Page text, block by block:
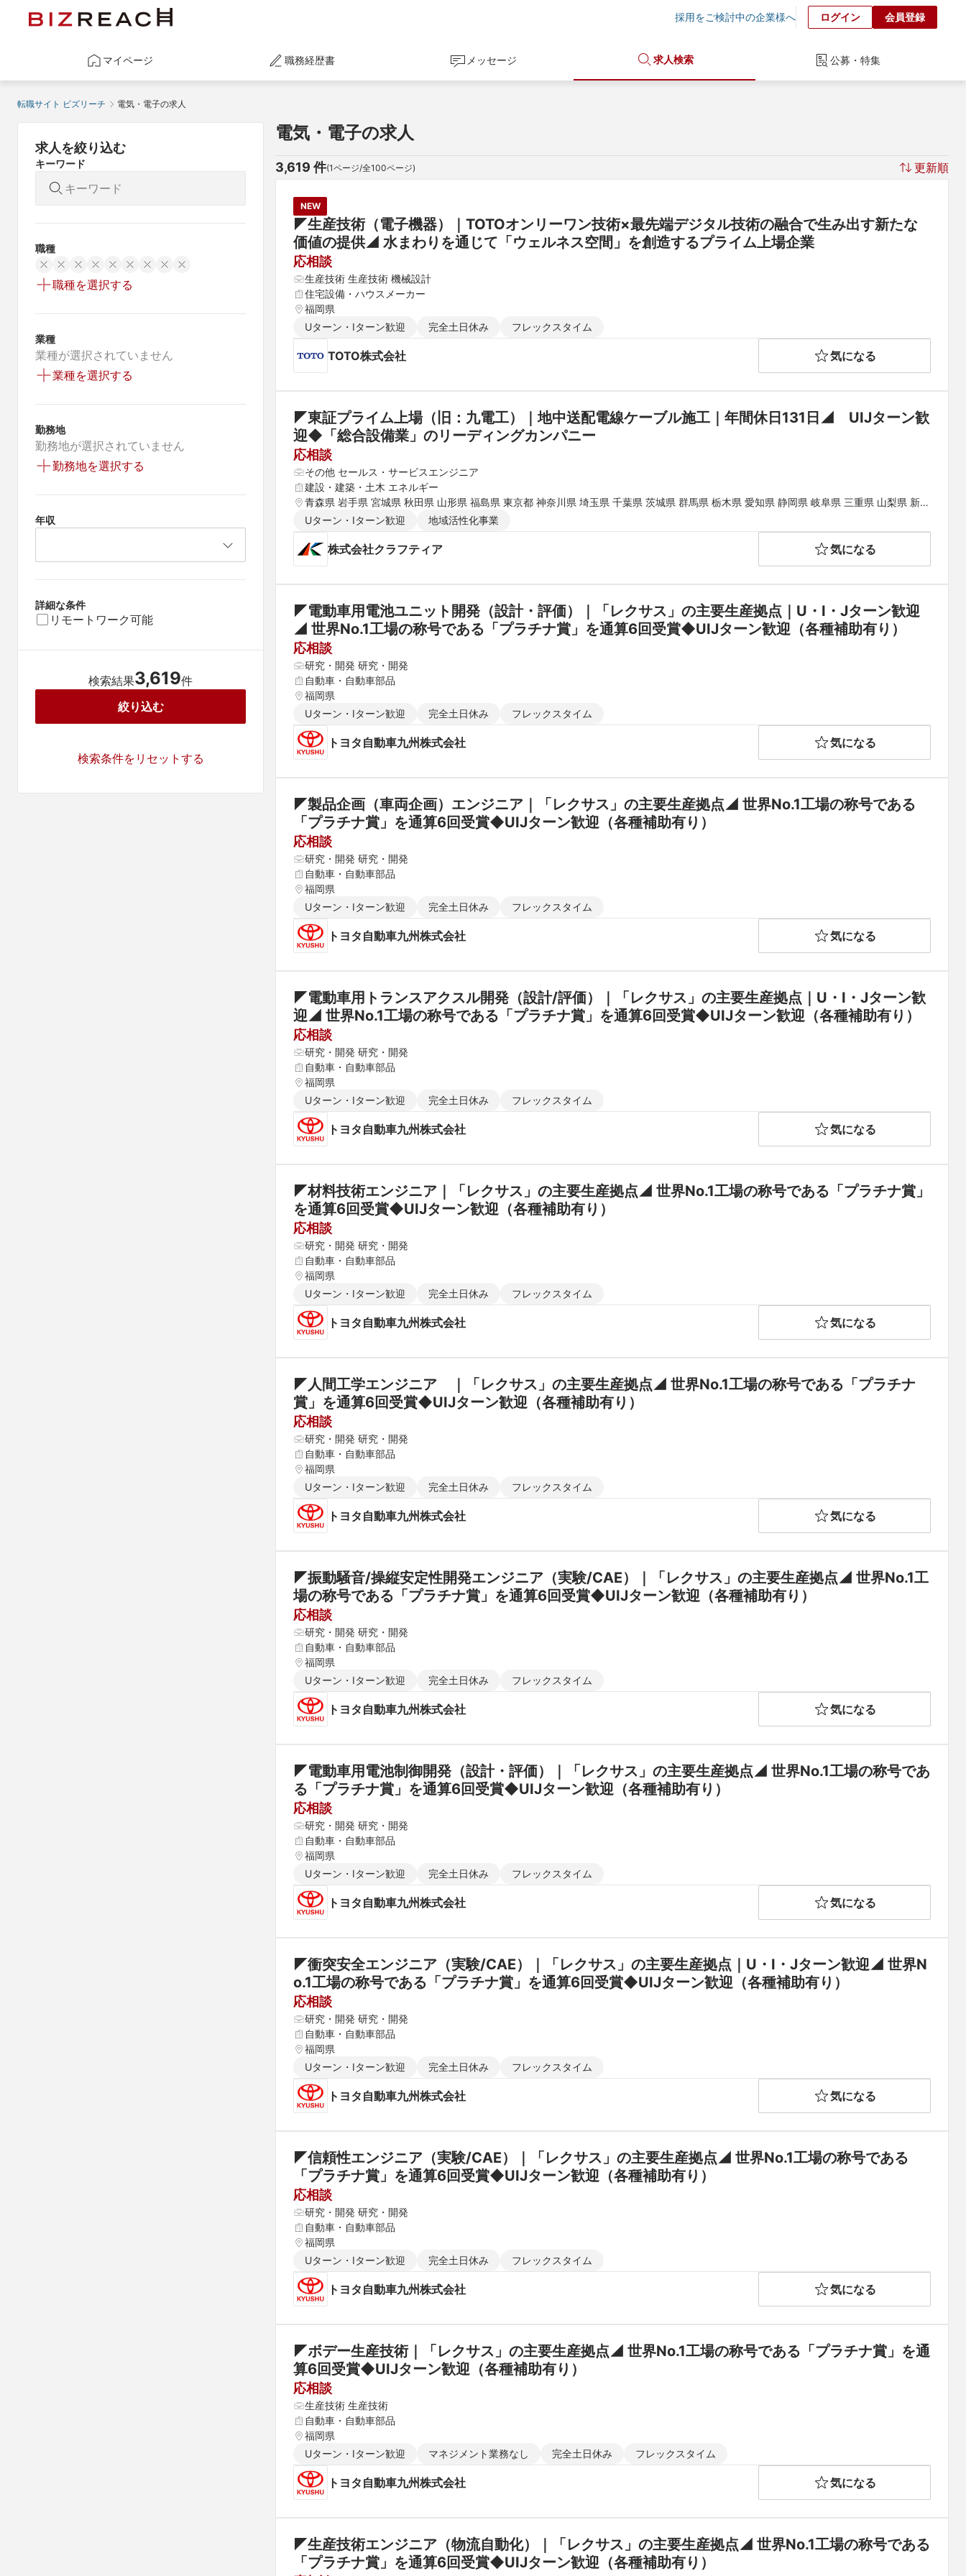
採用をご検討中の企業様へ ログイン 会員登録
マイページ 職務経歴書 メッセージ 求人検索 公募・特集
転職サイト ビズリーチ 電気・電子の求人
求人を絞り込む
キーワード
職種
職種を選択する
業種
業種が選択されていません
業種を選択する
勤務地
勤務地が選択されていません
勤務地を選択する
年収
詳細な条件
リモートワーク可能
検索結果3,619件
絞り込む
検索条件をリセットする
電気・電子の求人
3,619 件(1ページ/全100ページ) 更新順
NEW
◤生産技術（電子機器）｜TOTOオンリーワン技術×最先端デジタル技術の融合で生み出す新たな
価値の提供◢ 水まわりを通じて「ウェルネス空間」を創造するプライム上場企業
応相談
生産技術 生産技術 機械設計
住宅設備・ハウスメーカー
福岡県
Uターン・Iターン歓迎
完全土日休み フレックスタイム
TOTO株式会社 気になる
◤東証プライム上場（旧：九電工）｜地中送配電線ケーブル施工｜年間休日131日◢　UIJターン歓
迎◆「総合設備業」のリーディングカンパニー
応相談
その他 セールス・サービスエンジニア
建設・建築・土木 エネルギー
青森県 岩手県 宮城県 秋田県 山形県 福島県 東京都 神奈川県 埼玉県 千葉県 茨城県 群馬県 栃木県 愛知県 静岡県 岐阜県 三重県 山梨県 新潟
県 富山県 石川県 福井県 長野県 大阪府 京都府 兵庫県 滋賀県 奈良県 和歌山県 鳥取県 島根県 岡山県 広島県 山口県 徳島県 香川県 愛媛県
高知県 福岡県 佐賀県 長崎県 熊本県 大分県 宮崎県 鹿児島県 沖縄県
Uターン・Iターン歓迎 地域活性化事業
株式会社クラフティア 気になる
◤電動車用電池ユニット開発（設計・評価）｜「レクサス」の主要生産拠点｜U・I・Jターン歓迎
◢ 世界No.1工場の称号である「プラチナ賞」を通算6回受賞◆UIJターン歓迎（各種補助有り）
応相談
研究・開発 研究・開発
自動車・自動車部品
福岡県
Uターン・Iターン歓迎
完全土日休み フレックスタイム
トヨタ自動車九州株式会社 気になる
◤製品企画（車両企画）エンジニア｜「レクサス」の主要生産拠点◢ 世界No.1工場の称号である
「プラチナ賞」を通算6回受賞◆UIJターン歓迎（各種補助有り）
応相談
研究・開発 研究・開発
自動車・自動車部品
福岡県
Uターン・Iターン歓迎
完全土日休み フレックスタイム
トヨタ自動車九州株式会社 気になる
◤電動車用トランスアクスル開発（設計/評価）｜「レクサス」の主要生産拠点｜U・I・Jターン歓
迎◢ 世界No.1工場の称号である「プラチナ賞」を通算6回受賞◆UIJターン歓迎（各種補助有り）
応相談
研究・開発 研究・開発
自動車・自動車部品
福岡県
Uターン・Iターン歓迎
完全土日休み フレックスタイム
トヨタ自動車九州株式会社 気になる
◤材料技術エンジニア｜「レクサス」の主要生産拠点◢ 世界No.1工場の称号である「プラチナ賞」
を通算6回受賞◆UIJターン歓迎（各種補助有り）
応相談
研究・開発 研究・開発
自動車・自動車部品
福岡県
Uターン・Iターン歓迎
完全土日休み フレックスタイム
トヨタ自動車九州株式会社 気になる
◤人間工学エンジニア　｜「レクサス」の主要生産拠点◢ 世界No.1工場の称号である「プラチナ
賞」を通算6回受賞◆UIJターン歓迎（各種補助有り）
応相談
研究・開発 研究・開発
自動車・自動車部品
福岡県
Uターン・Iターン歓迎
完全土日休み フレックスタイム
トヨタ自動車九州株式会社 気になる
◤振動騒音/操縦安定性開発エンジニア（実験/CAE）｜「レクサス」の主要生産拠点◢ 世界No.1工
場の称号である「プラチナ賞」を通算6回受賞◆UIJターン歓迎（各種補助有り）
応相談
研究・開発 研究・開発
自動車・自動車部品
福岡県
Uターン・Iターン歓迎
完全土日休み フレックスタイム
トヨタ自動車九州株式会社 気になる
◤電動車用電池制御開発（設計・評価）｜「レクサス」の主要生産拠点◢ 世界No.1工場の称号であ
る「プラチナ賞」を通算6回受賞◆UIJターン歓迎（各種補助有り）
応相談
研究・開発 研究・開発
自動車・自動車部品
福岡県
Uターン・Iターン歓迎
完全土日休み フレックスタイム
トヨタ自動車九州株式会社 気になる
◤衝突安全エンジニア（実験/CAE）｜「レクサス」の主要生産拠点｜U・I・Jターン歓迎◢ 世界N
o.1工場の称号である「プラチナ賞」を通算6回受賞◆UIJターン歓迎（各種補助有り）
応相談
研究・開発 研究・開発
自動車・自動車部品
福岡県
Uターン・Iターン歓迎
完全土日休み フレックスタイム
トヨタ自動車九州株式会社 気になる
◤信頼性エンジニア（実験/CAE）｜「レクサス」の主要生産拠点◢ 世界No.1工場の称号である
「プラチナ賞」を通算6回受賞◆UIJターン歓迎（各種補助有り）
応相談
研究・開発 研究・開発
自動車・自動車部品
福岡県
Uターン・Iターン歓迎
完全土日休み フレックスタイム
トヨタ自動車九州株式会社 気になる
◤ボデー生産技術｜「レクサス」の主要生産拠点◢ 世界No.1工場の称号である「プラチナ賞」を通
算6回受賞◆UIJターン歓迎（各種補助有り）
応相談
生産技術 生産技術
自動車・自動車部品
福岡県
Uターン・Iターン歓迎
マネジメント業務なし 完全土日休み フレックスタイム
トヨタ自動車九州株式会社 気になる
◤生産技術エンジニア（物流自動化）｜「レクサス」の主要生産拠点◢ 世界No.1工場の称号である
「プラチナ賞」を通算6回受賞◆UIJターン歓迎（各種補助有り）